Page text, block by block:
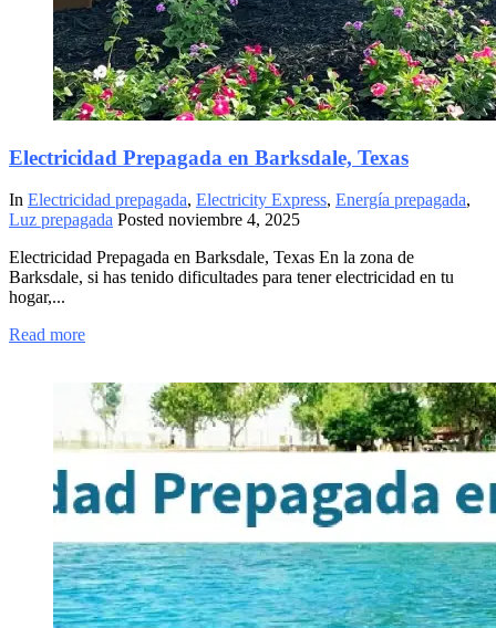
Electricidad Prepagada en Barksdale, Texas
In Electricidad prepagada, Electricity Express, Energía prepagada,
Luz prepagada Posted noviembre 4, 2025
Electricidad Prepagada en Barksdale, Texas En la zona de
Barksdale, si has tenido dificultades para tener electricidad en tu
hogar,...
Read more